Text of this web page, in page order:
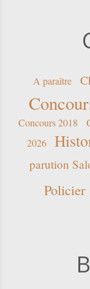
A paraître
Concours 2018
2026
parution
Policier